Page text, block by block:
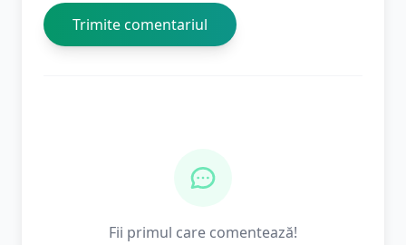
Trimite comentariul
Fii primul care comentează!